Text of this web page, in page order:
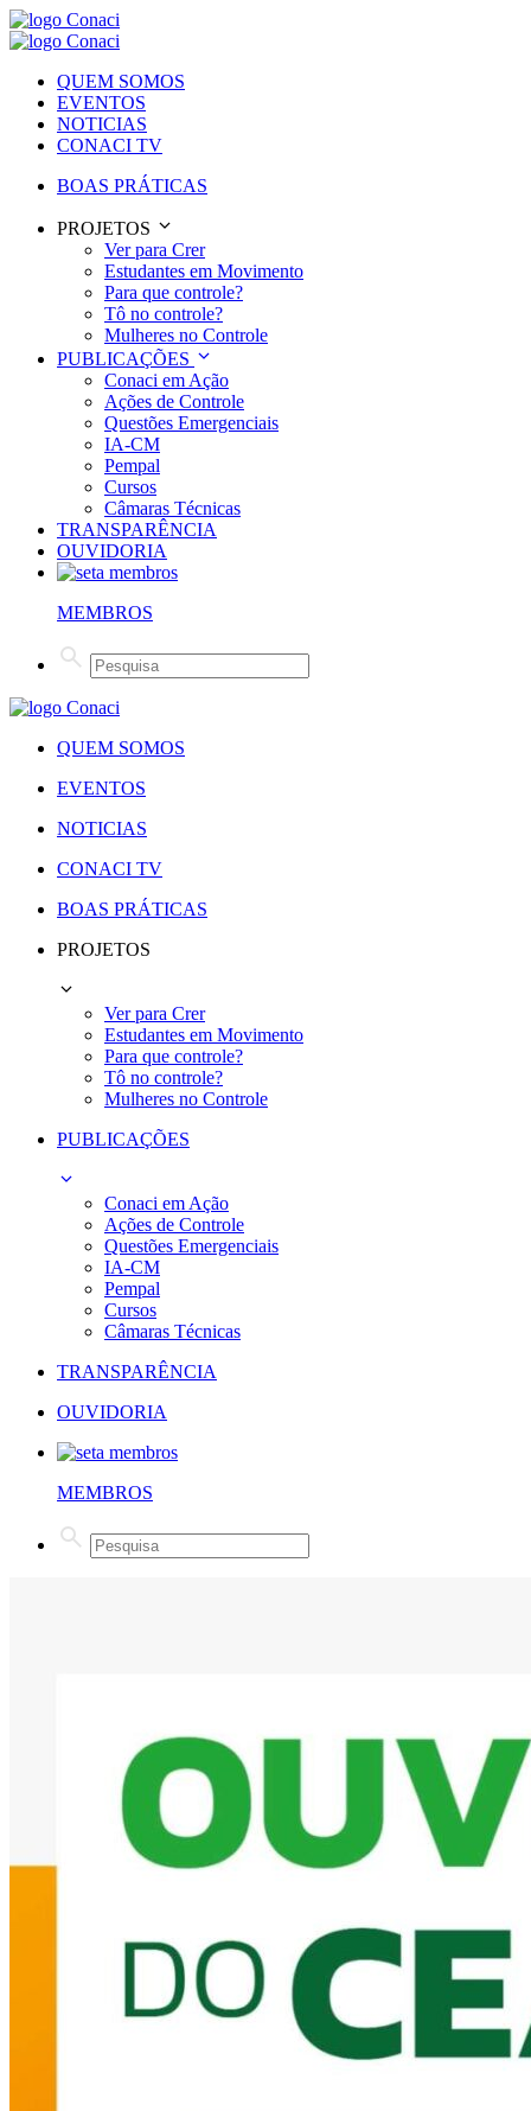
QUEM SOMOS
EVENTOS
NOTICIAS
CONACI TV
BOAS PRÁTICAS
PROJETOS
Ver para Crer
Estudantes em Movimento
Para que controle?
Tô no controle?
Mulheres no Controle
PUBLICAÇÕES
Conaci em Ação
Ações de Controle
Questões Emergenciais
IA-CM
Pempal
Cursos
Câmaras Técnicas
TRANSPARÊNCIA
OUVIDORIA
MEMBROS
QUEM SOMOS
EVENTOS
NOTICIAS
CONACI TV
BOAS PRÁTICAS
PROJETOS
Ver para Crer
Estudantes em Movimento
Para que controle?
Tô no controle?
Mulheres no Controle
PUBLICAÇÕES
Conaci em Ação
Ações de Controle
Questões Emergenciais
IA-CM
Pempal
Cursos
Câmaras Técnicas
TRANSPARÊNCIA
OUVIDORIA
MEMBROS